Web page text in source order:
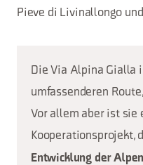
Pieve di Livinallongo
Die Via Alpina Gialla
umfassenderen
Vor allem aber ist sie
Kooperationsprojekt,
Entwicklung der